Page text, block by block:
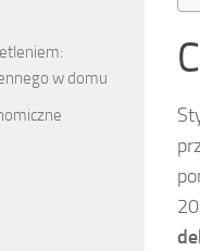
w domu